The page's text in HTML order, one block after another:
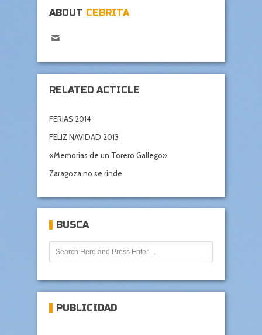
ABOUT CEBRITA
RELATED ACTICLE
FERIAS 2014
FELIZ NAVIDAD 2013
«Memorias de un Torero Gallego»
Zaragoza no se rinde
BUSCA
PUBLICIDAD